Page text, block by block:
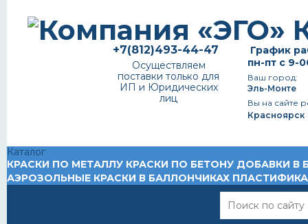
График
пн-пт с 9-
Ваш город:
Эль-Монте
Вы на сайте
Красноярск
+7(812)493-44-47
Осуществляем
поставки только для
ИП и Юридических
лиц
Каталог
КРАСКИ ПО МЕТАЛЛУ КРАСКИ ПО БЕТОНУ ДОБАВКИ В
АЭРОЗОЛЬНЫЕ КРАСКИ В БАЛЛОНЧИКАХ